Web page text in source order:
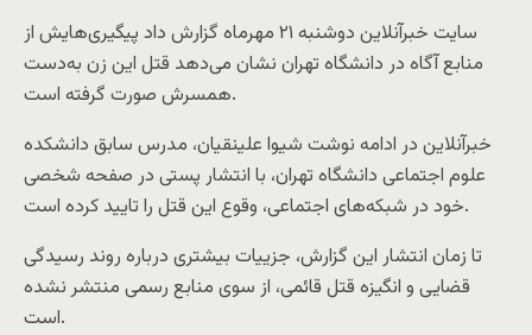
سایت خبرآنلاین دوشنبه ۲۱ مهرماه گزارش داد پیگیری‌هایش از
منابع آگاه در دانشگاه تهران نشان می‌دهد قتل این زن به‌دست
همسرش صورت گرفته است.
خبرآنلاین در ادامه نوشت شیوا علینقیان، مدرس سابق دانشکده
علوم اجتماعی دانشگاه تهران، با انتشار پستی در صفحه شخصی
خود در شبکه‌های اجتماعی، وقوع این قتل را تایید کرده است.
تا زمان انتشار این گزارش، جزییات بیشتری درباره روند رسیدگی
قضایی و انگیزه قتل قائمی، از سوی منابع رسمی منتشر نشده
است.